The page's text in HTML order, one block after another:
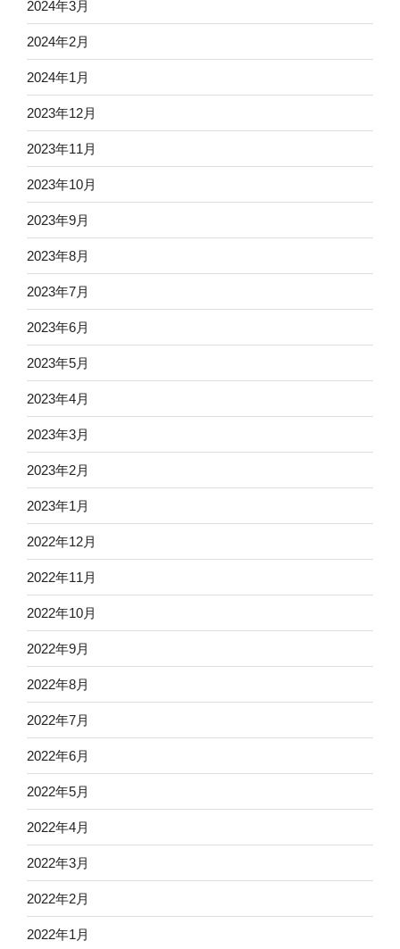
2024年3月
2024年2月
2024年1月
2023年12月
2023年11月
2023年10月
2023年9月
2023年8月
2023年7月
2023年6月
2023年5月
2023年4月
2023年3月
2023年2月
2023年1月
2022年12月
2022年11月
2022年10月
2022年9月
2022年8月
2022年7月
2022年6月
2022年5月
2022年4月
2022年3月
2022年2月
2022年1月